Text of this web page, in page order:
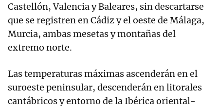
Castellón, Valencia y Baleares, sin descartarse
que se registren en Cádiz y el oeste de Málaga,
Murcia, ambas mesetas y montañas del
extremo norte.
Las temperaturas máximas ascenderán en el
suroeste peninsular, descenderán en litorales
cantábricos y entorno de la Ibérica oriental-